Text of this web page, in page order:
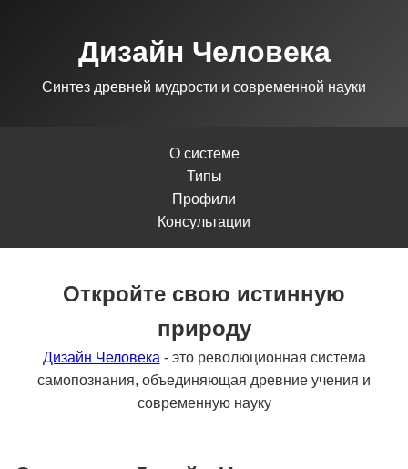
Дизайн Человека
Синтез древней мудрости и современной науки
О системе
Типы
Профили
Консультации
Откройте свою истинную
природу
Дизайн Человека - это революционная система
самопознания, объединяющая древние учения и
современную науку